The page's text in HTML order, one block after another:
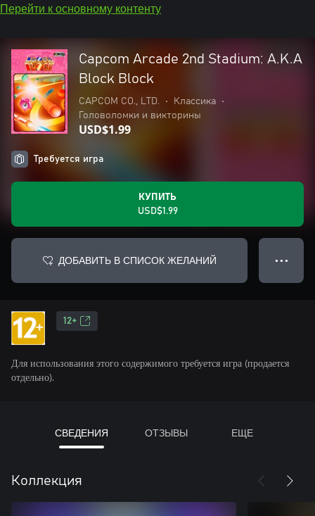
Перейти к основному контенту
Capcom Arcade 2nd Stadium: A.K.A
Block Block
CAPCOM CO., LTD. • Классика
•
Головоломки и викторины
USD$1.99
Требуется игра
КУПИТЬ
USD$1.99
ДОБАВИТЬ В СПИСОК ЖЕЛАНИЙ ● ● ●
12+
Для использования этого содержимого требуется игра (продается
отдельно).
СВЕДЕНИЯ ОТЗЫВЫ ЕЩЕ
Коллекция